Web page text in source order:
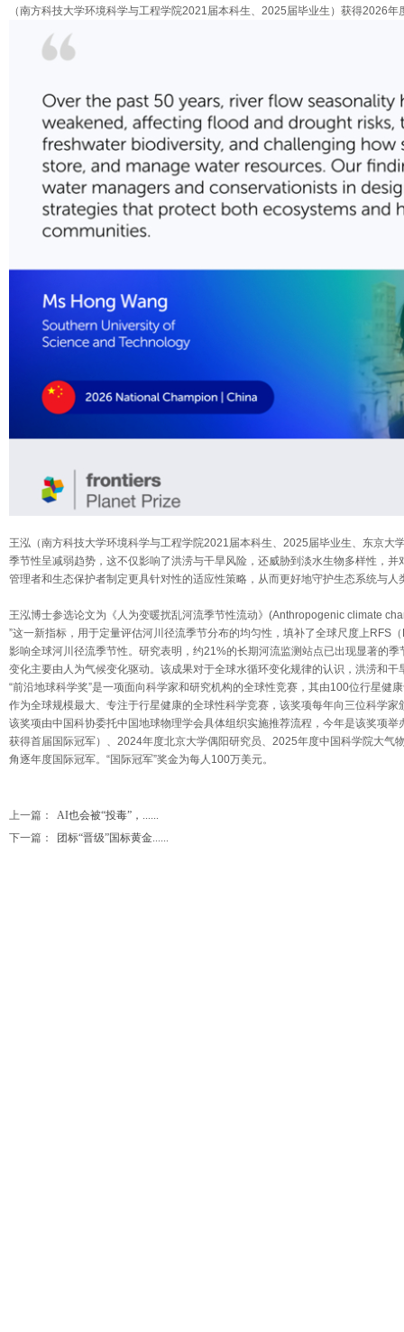
（南方科技大学环境科学与工程学院2021届本科生、2025届毕业生）获得2026年
王泓（南方科技大学环境科学与工程学院2021届本科生、2025届毕业生、东京
季节性呈减弱趋势，这不仅影响了洪涝与干旱风险，还威胁到淡水生物多样性，
管理者和生态保护者制定更具针对性的适应性策略，从而更好地守护生态系统与人
王泓博士参选论文为《人为变暖扰乱河流季节性流动》(Anthropogenic climate
”这一新指标，用于定量评估河川径流季节分布的均匀性，填补了全球尺度上
影响全球河川径流季节性。研究表明，约21%的长期河流监测站点已出现显著的
变化主要由人为气候变化驱动。该成果对于全球水循环变化规律的认识，洪涝和
“前沿地球科学奖”是一项面向科学家和研究机构的全球性竞赛，其由100位行星
作为全球规模最大、专注于行星健康的全球性科学竞赛，该奖项每年向三位科学
该奖项由中国科协委托中国地球物理学会具体组织实施推荐流程，今年是该奖项
获得首届国际冠军）、2024年度北京大学偶阳研究员、2025年度中国科学院大
角逐年度国际冠军。“国际冠军”奖金为每人100万美元。
上一篇：
AI也会被“投毒”，......
下一篇：
团标“晋级”国标黄金......